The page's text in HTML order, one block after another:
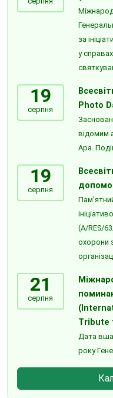
за
у
19
серпня
Photo
відомим
Ара.
19
серпня
(A/RES/
охорони
21
серпня
Tribute
Дата
року